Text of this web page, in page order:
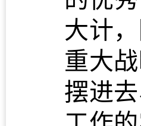
大计
重大
摆进